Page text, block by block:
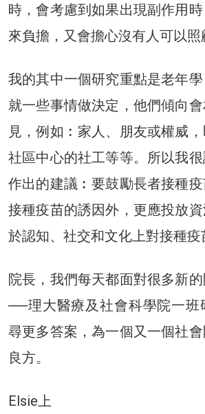
時，會考慮到如果出現副作用
來負擔，又會擔心沒有人可以照
我的其中一個研究重點是老年
就一些事情做決定，他們傾向
見，例如︰家人、朋友或權威
社區中心的社工等等。所以我
作出的建議︰要鼓勵長者接種
接種疫苗的誘因外，更應投放
於認知、社交和文化上對接種疫
院長，我們每天都面對很多新
──理大醫療及社會科學院一班
尋更多答案，為一個又一個社
良方。
Elsie上